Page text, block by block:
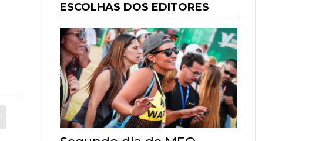
ESCOLHAS DOS EDITORES